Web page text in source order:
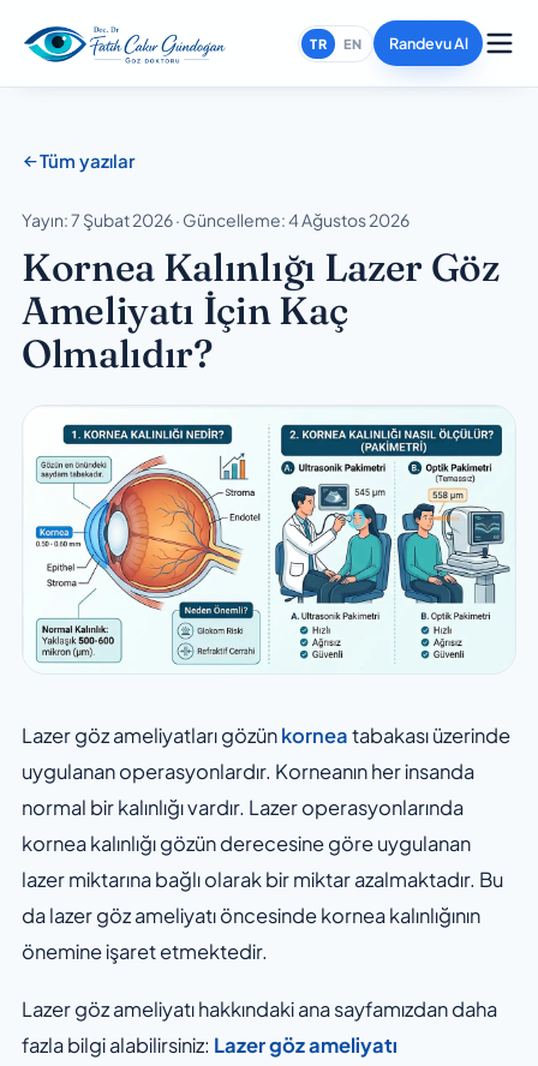
TR EN Randevu Al
Tüm yazılar
Yayın: 7 Şubat 2026 · Güncelleme: 4 Ağustos 2026
Kornea Kalınlığı Lazer Göz
Ameliyatı İçin Kaç
Olmalıdır?
Lazer göz ameliyatları gözünkorneatabakası üzerinde
uygulanan operasyonlardır. Korneanın her insanda
normal bir kalınlığı vardır. Lazer operasyonlarında
kornea kalınlığı gözün derecesine göre uygulanan
lazer miktarına bağlı olarak bir miktar azalmaktadır. Bu
da lazer göz ameliyatı öncesinde kornea kalınlığının
önemine işaret etmektedir.
Lazer göz ameliyatı hakkındaki ana sayfamızdan daha
fazla bilgi alabilirsiniz: Lazer göz ameliyatı